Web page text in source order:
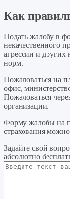
Как
Подать жалобу в
некачественного
агрессии и
норм.
Пожаловаться на
офис,
Пожаловаться
организации.
Форму жалобы на
страхования
Задайте свой
абсолютно